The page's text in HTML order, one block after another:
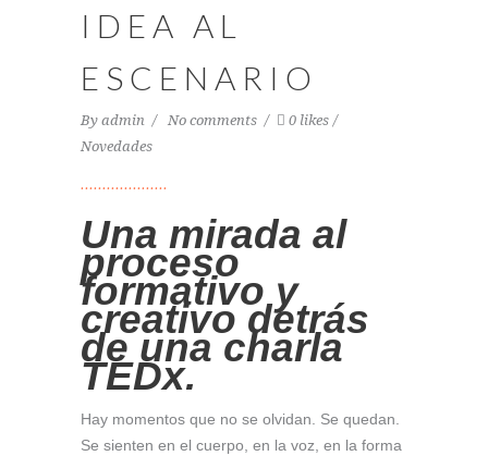
IDEA AL
ESCENARIO
By admin No comments
0 likes
Novedades
Una mirada al
proceso
formativo y
creativo detrás
de una charla
TEDx.
Hay momentos que no se olvidan. Se quedan.
Se sienten en el cuerpo, en la voz, en la forma